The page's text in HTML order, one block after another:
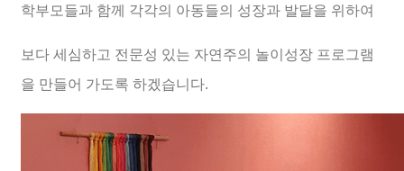
학부모들과 함께 각각의 아동들의 성장과 발달을 위하여
보다 세심하고 전문성 있는 자연주의 놀이성장 프로그램
을 만들어 가도록 하겠습니다.